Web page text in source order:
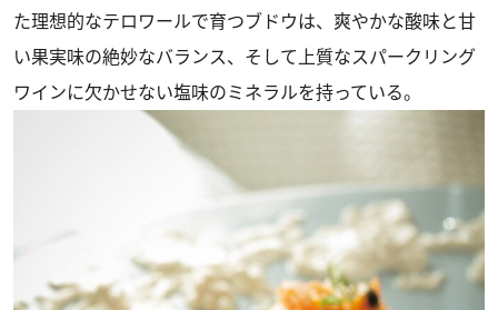
た理想的なテロワールで育つブドウは、爽やかな酸味と甘
い果実味の絶妙なバランス、そして上質なスパークリング
ワインに欠かせない塩味のミネラルを持っている。